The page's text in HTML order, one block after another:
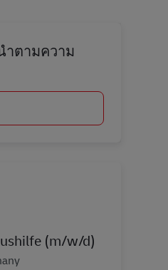
ตามความ
(m/w/d)